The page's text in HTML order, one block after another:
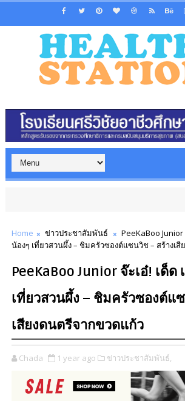
Home ข่าวประชาสัมพันธ์
PeeKaBoo Junior
น้องๆ เที่ยวสวนผึ้ง – ชิมครัวซองต์แซนวิช – สร้างเ
PeeKaBoo Junior จ๊ะเอ๋! เด็ด
เที่ยวสวนผึ้ง – ชิมครัวซองต์แ
เสียงดนตรีจากขวดแก้ว
Chada 1 year ago ข่าวประชาสัมพันธ์,